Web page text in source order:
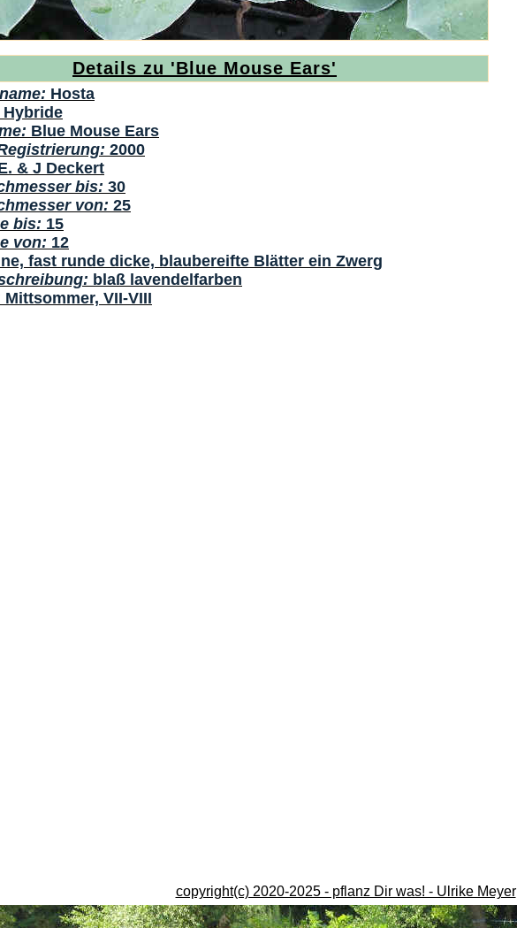
Details zu 'Blue Mouse Ears'
Hosta
Hybride
Blue Mouse Ears
2000
& J Deckert
bis: 30
von: 25
bis: 15
von: 12
fast runde dicke, blaubereifte Blätter ein Zwerg
blaß lavendelfarben
Mittsommer, VII-VIII
copyright(c) 2020-2025 - pflanz Dir was! - Ulrike Meyer